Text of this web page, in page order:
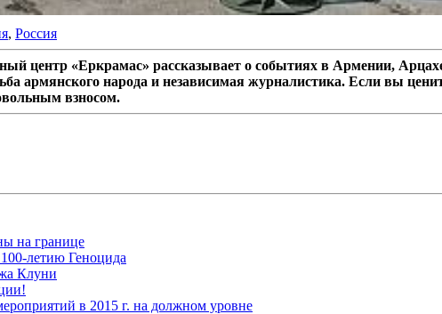
, Россия
центр «Еркрамас» рассказывает о событиях в Армении,
армянского народа и независимая журналистика. Если вы
взносом.
на границе
летию Геноцида
Клуни
в 2015 г. на должном уровне